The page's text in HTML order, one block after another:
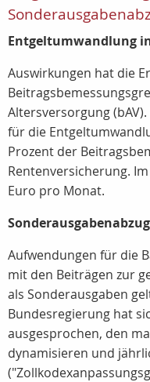
Entgeltumwandlung
Auswirkungen hat die
Altersversorgung
für die
Prozent der
Rentenversicherung.
Euro pro Monat.
Aufwendungen für die
mit den Beiträgen zur
als Sonderausgaben
Bundesregierung hat
ausgesprochen, den
dynamisieren und